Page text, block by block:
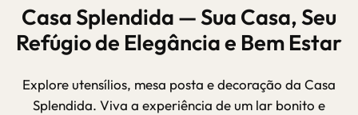
Casa Splendida — Sua Casa, Seu
Refúgio de Elegância e Bem Estar
Explore utensílios, mesa posta e decoração da Casa
Splendida. Viva a experiência de um lar bonito e